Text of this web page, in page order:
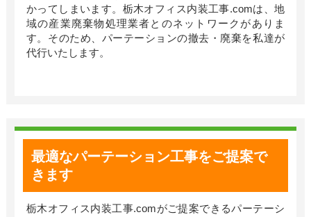
かってしまいます。栃木オフィス内装工事.comは、地
域の産業廃棄物処理業者とのネットワークがありま
す。そのため、パーテーションの撤去・廃棄を私達が
代行いたします。
最適なパーテーション工事をご提案で
きます
栃木オフィス内装工事.comがご提案できるパーテーシ